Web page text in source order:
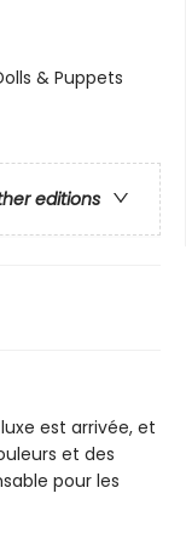
& Puppets
editions
est arrivée, et
et des
pour les